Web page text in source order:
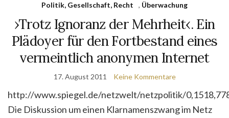
Politik, Gesellschaft, Recht
, Überwachung
›Trotz Ignoranz der Mehrheit‹. Ein
Plädoyer für den Fortbestand eines
vermeintlich anonymen Internet
17. August 2011 Keine Kommentare
http://www.spiegel.de/netzwelt/netzpolitik/
Die Diskussion um einen Klarnamenszwang im Netz